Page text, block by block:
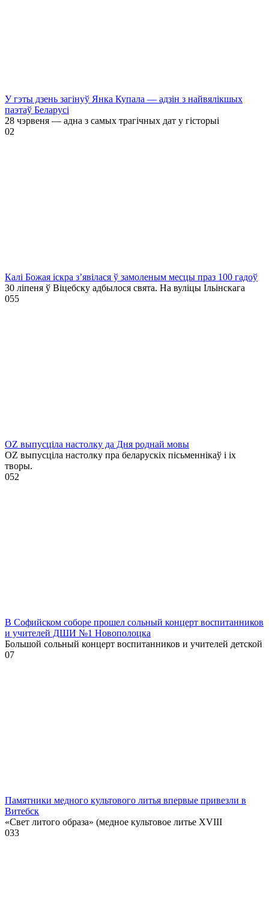
У гэты дзень загінуў Янка Купала — адзін з найвялікшых
паэтаў Беларусі
28 чэрвеня — адна з самых трагічных дат у гісторыі
02
Калі Божая іскра з’явілася ў замоленым месцы праз 100 гадоў
30 ліпеня ў Віцебску адбылося свята. На вуліцы Ільінскага
055
OZ выпусціла настолку да Дня роднай мовы
OZ выпусціла настолку пра беларускіх пісьменнікаў і іх
творы.
052
В Софийском соборе прошел сольный концерт воспитанников
и учителей ДШИ №1 Новополоцка
Большой сольный концерт воспитанников и учителей детской
07
Памятники медного культового литья впервые привезли в
Витебск
«Свет литого образа» (медное культовое литье XVIII
033